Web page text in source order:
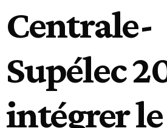
Centrale-
Supélec
intégrer